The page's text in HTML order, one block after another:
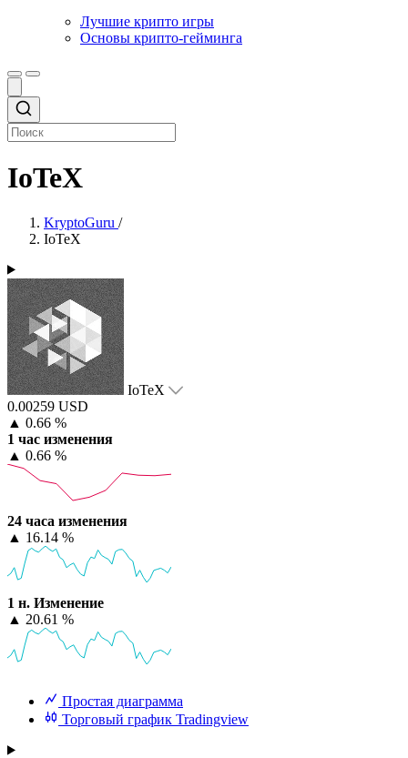
Лучшие крипто игры
Основы крипто-гейминга
IoTeX
KryptoGuru /
IoTeX
IoTeX
0.00259 USD
▲ 0.66 %
1 час изменения
▲ 0.66 %
24 часа изменения
▲ 16.14 %
1 н. Изменение
▲ 20.61 %
Простая диаграмма
Торговый график Tradingview